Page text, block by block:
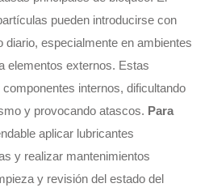
pueden introducirse con
diario, especialmente en ambientes
elementos externos. Estas
internos, dificultando
y provocando atascos. Para
aplicar lubricantes
y realizar mantenimientos
y revisión del estado del